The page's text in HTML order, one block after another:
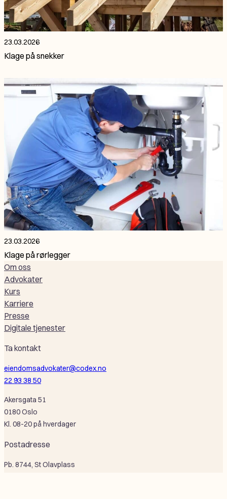
23.03.2026
Klage på snekker
23.03.2026
Klage på rørlegger
Ta kontakt
eiendomsadvokater@codex.no
22 93 38 50
Akersgata 51
0180 Oslo
Kl. 08-20 på hverdager
Postadresse
Pb. 8744, St Olavplass
Om oss
Advokater
Kurs
Karriere
Presse
Digitale tjenester